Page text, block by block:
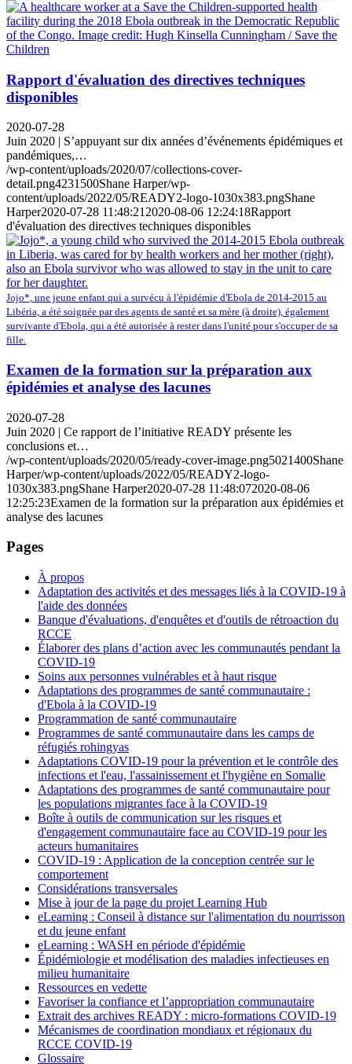
Rapport d'évaluation des directives techniques
disponibles
2020-07-28
Juin 2020 | S’appuyant sur dix années d’événements épidémiques et
pandémiques,…
/wp-content/uploads/2020/07/collections-cover-
detail.png4231500Shane Harper/wp-
content/uploads/2022/05/READY2-logo-1030x383.pngShane
Harper2020-07-28 11:48:21 2020-08-06 12:24:18Rapport
d'évaluation des directives techniques disponibles
Jojo*, une jeune enfant qui a survécu à l'épidémie d'Ebola de 2014-2015 au
Libéria, a été soignée par des agents de santé et sa mère (à droite), également
survivante d'Ebola, qui a été autorisée à rester dans l'unité pour s'occuper de sa
fille.
Examen de la formation sur la préparation aux
épidémies et analyse des lacunes
2020-07-28
Juin 2020 | Ce rapport de l’initiative READY présente les
conclusions et…
/wp-content/uploads/2020/05/ready-cover-image.png5021400Shane
Harper/wp-content/uploads/2022/05/READY2-logo-
1030x383.pngShane Harper2020-07-28 11:48:072020-08-06
12:25:23Examen de la formation sur la préparation aux épidémies et
analyse des lacunes
Pages
À propos
Adaptation des activités et des messages liés à la COVID-19 à
l'aide des données
Banque d'évaluations, d'enquêtes et d'outils de rétroaction du
RCCE
Élaborer des plans d’action avec les communautés pendant la
COVID-19
Soins aux personnes vulnérables et à haut risque
Adaptations des programmes de santé communautaire :
d'Ebola à la COVID-19
Programmation de santé communautaire
Programmes de santé communautaire dans les camps de
réfugiés rohingyas
Adaptations COVID-19 pour la prévention et le contrôle des
infections et l'eau, l'assainissement et l'hygiène en Somalie
Adaptations des programmes de santé communautaire pour
les populations migrantes face à la COVID-19
Boîte à outils de communication sur les risques et
d'engagement communautaire face au COVID-19 pour les
acteurs humanitaires
COVID-19 : Application de la conception centrée sur le
comportement
Considérations transversales
Mise à jour de la page du projet Learning Hub
eLearning : Conseil à distance sur l'alimentation du nourrisson
et du jeune enfant
eLearning : WASH en période d'épidémie
Épidémiologie et modélisation des maladies infectieuses en
milieu humanitaire
Ressources en vedette
Favoriser la confiance et l’appropriation communautaire
Extrait des archives READY : micro-formations COVID-19
Mécanismes de coordination mondiaux et régionaux du
RCCE COVID-19
Glossaire